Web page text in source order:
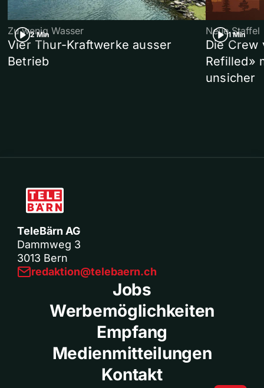
2 Min
Zu wenig Wasser
Vier Thur-Kraftwerke ausser
Betrieb
1 Min
Neue Staffel
Die Crew
Refilled»
unsicher
TeleBärn AG
Dammweg 3
3013 Bern
redaktion@telebaern.ch
Jobs
Werbemöglichkeiten
Empfang
Medienmitteilungen
Kontakt